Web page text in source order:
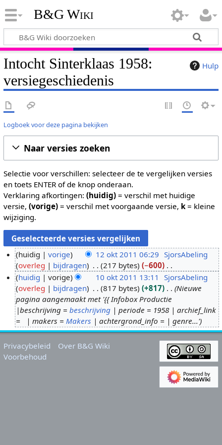
B&G Wiki
Hulp
Intocht Sinterklaas 1958:
versiegeschiedenis
Logboek voor deze pagina bekijken
Naar versies zoeken
Selectie voor verschillen: selecteer de te vergelijken versies
en toets ENTER of de knop onderaan.
Verklaring afkortingen: (huidig)= verschil met huidige
versie, (vorige)= verschil met voorgaande versie, k= kleine
wijziging.
2
0
1
1
huidig vorige 12 okt 2011 06:29 SjorsAbeling
overleg
bijdragen 217 bytes
−600
G
e
e
n
b
e
t
2
0
huidig vorige 10 okt 2011 13:11
SjorsAbeling
overleg
bijdragen 817 bytes +817
Nieuwe
pagina aangemaakt met '{{ Infobox Productie
|beschrijving =beschrijving | periode = 1958 | archief_link
= | makers =Makers | achtergrond_info = | genre...'
Privacybeleid
Over B&G Wiki
Voorbehoud